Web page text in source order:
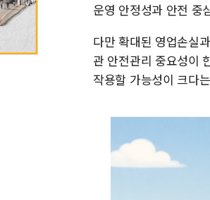
운영 안정성과 안전 중
다만 확대된 영업손실
관 안전관리 중요성이
작용할 가능성이 크다